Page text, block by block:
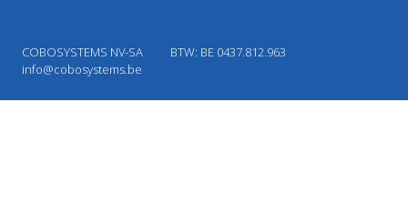
COBOSYSTEMS NV-SA
BTW: BE 0437.812.963
info@cobosystems.be